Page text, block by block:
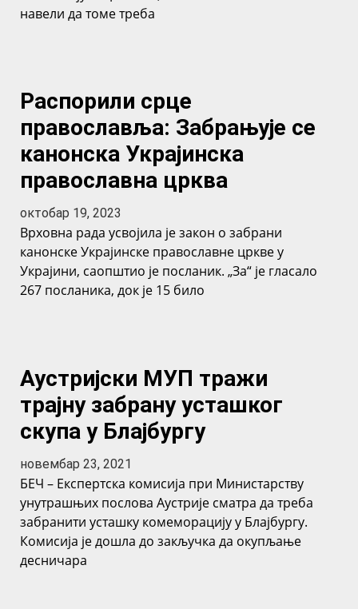
навели да томе треба
Распорили срце
православља: Забрањује се
канонска Украјинска
православна црква
октобар 19, 2023
Врховна рада усвојила је закон о забрани
канонске Украјинске православне цркве у
Украјини, саопштио је посланик. „За“ је гласало
267 посланика, док је 15 било
Аустријски МУП тражи
трајну забрану усташког
скупа у Блајбургу
новембар 23, 2021
БЕЧ – Експертска комисија при Министарству
унутрашњих послова Аустрије сматра да треба
забранити усташку комеморацију у Блајбургу.
Комисија је дошла до закључка да окупљање
десничара